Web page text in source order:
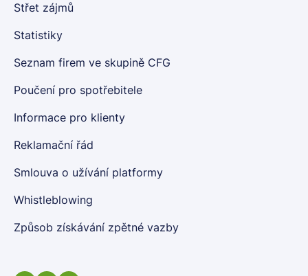
Střet zájmů
Statistiky
Seznam firem ve skupině CFG
Poučení pro spotřebitele
Informace pro klienty
Reklamační řád
Smlouva o užívání platformy
Whistleblowing
Způsob získávání zpětné vazby